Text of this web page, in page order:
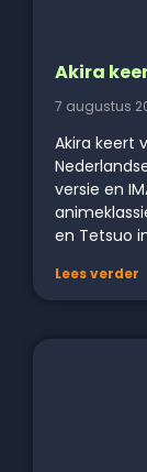
Akira
7 augustus
Akira keert
versie en
en Tetsuo
Lees verder